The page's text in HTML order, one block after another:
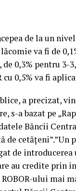
de la un nivel
va fi de
0,3% pentru 3-
0,5% va fi
a precizat,
s-a bazat pe
Băncii
de
de
au credite prin
ului mai